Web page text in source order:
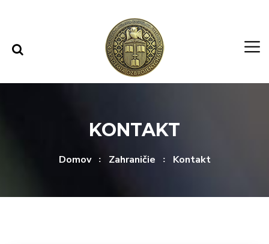
KONTAKT
Domov Zahraničie Kontakt